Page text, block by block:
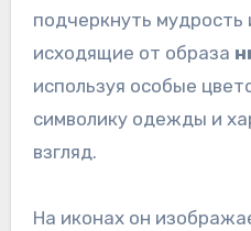
подчеркнуть мудрость
исходящие от образа
используя особые
символику одежды и
взгляд.
На иконах он